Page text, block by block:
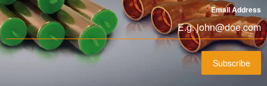
Email Address
*
Subscribe